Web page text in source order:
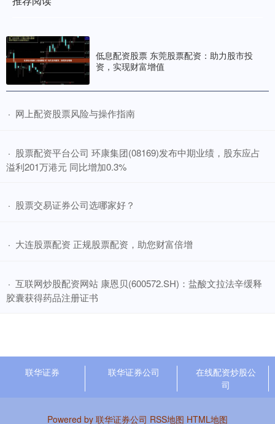
低息配资股票 东莞股票配资：助力股市投
资，实现财富增值
· ​网上配资股票风险与操作指南
· ​股票配资平台公司 环康集团(08169)发布中期业绩，股东应占
溢利201万港元 同比增加0.3%
· ​股票交易证券公司选哪家好？
· ​大连股票配资 正规股票配资，助您财富倍增
· ​互联网炒股配资网站 康恩贝(600572.SH)：盐酸文拉法辛缓释
胶囊获得药品注册证书
联华证券 联华证券公司
在线配资炒股公
司
Powered by 联华证券公司 RSS地图 HTML地图